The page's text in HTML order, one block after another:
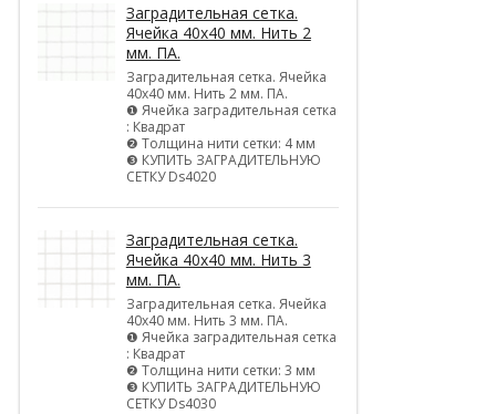
Заградительная сетка.
Ячейка 40х40 мм. Нить 2
мм. ПА.
Заградительная сетка. Ячейка
40х40 мм. Нить 2 мм. ПА.
❶ Ячейка заградительная сетка
: Квадрат
❷ Толщина нити сетки: 4 мм
❸ КУПИТЬ ЗАГРАДИТЕЛЬНУЮ
СЕТКУ Ds4020
Заградительная сетка.
Ячейка 40х40 мм. Нить 3
мм. ПА.
Заградительная сетка. Ячейка
40х40 мм. Нить 3 мм. ПА.
❶ Ячейка заградительная сетка
: Квадрат
❷ Толщина нити сетки: 3 мм
❸ КУПИТЬ ЗАГРАДИТЕЛЬНУЮ
СЕТКУ Ds4030